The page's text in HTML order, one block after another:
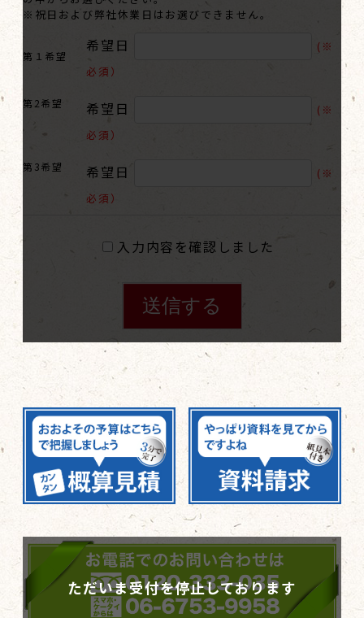
※祝日および弊社休業日はお選びできません。
第１希望
希望日
(※
必須）
第2希望 希望日
(※
必須）
第3希望 希望日
(※
必須）
入力内容を確認しました
ただいま受付を停止しております